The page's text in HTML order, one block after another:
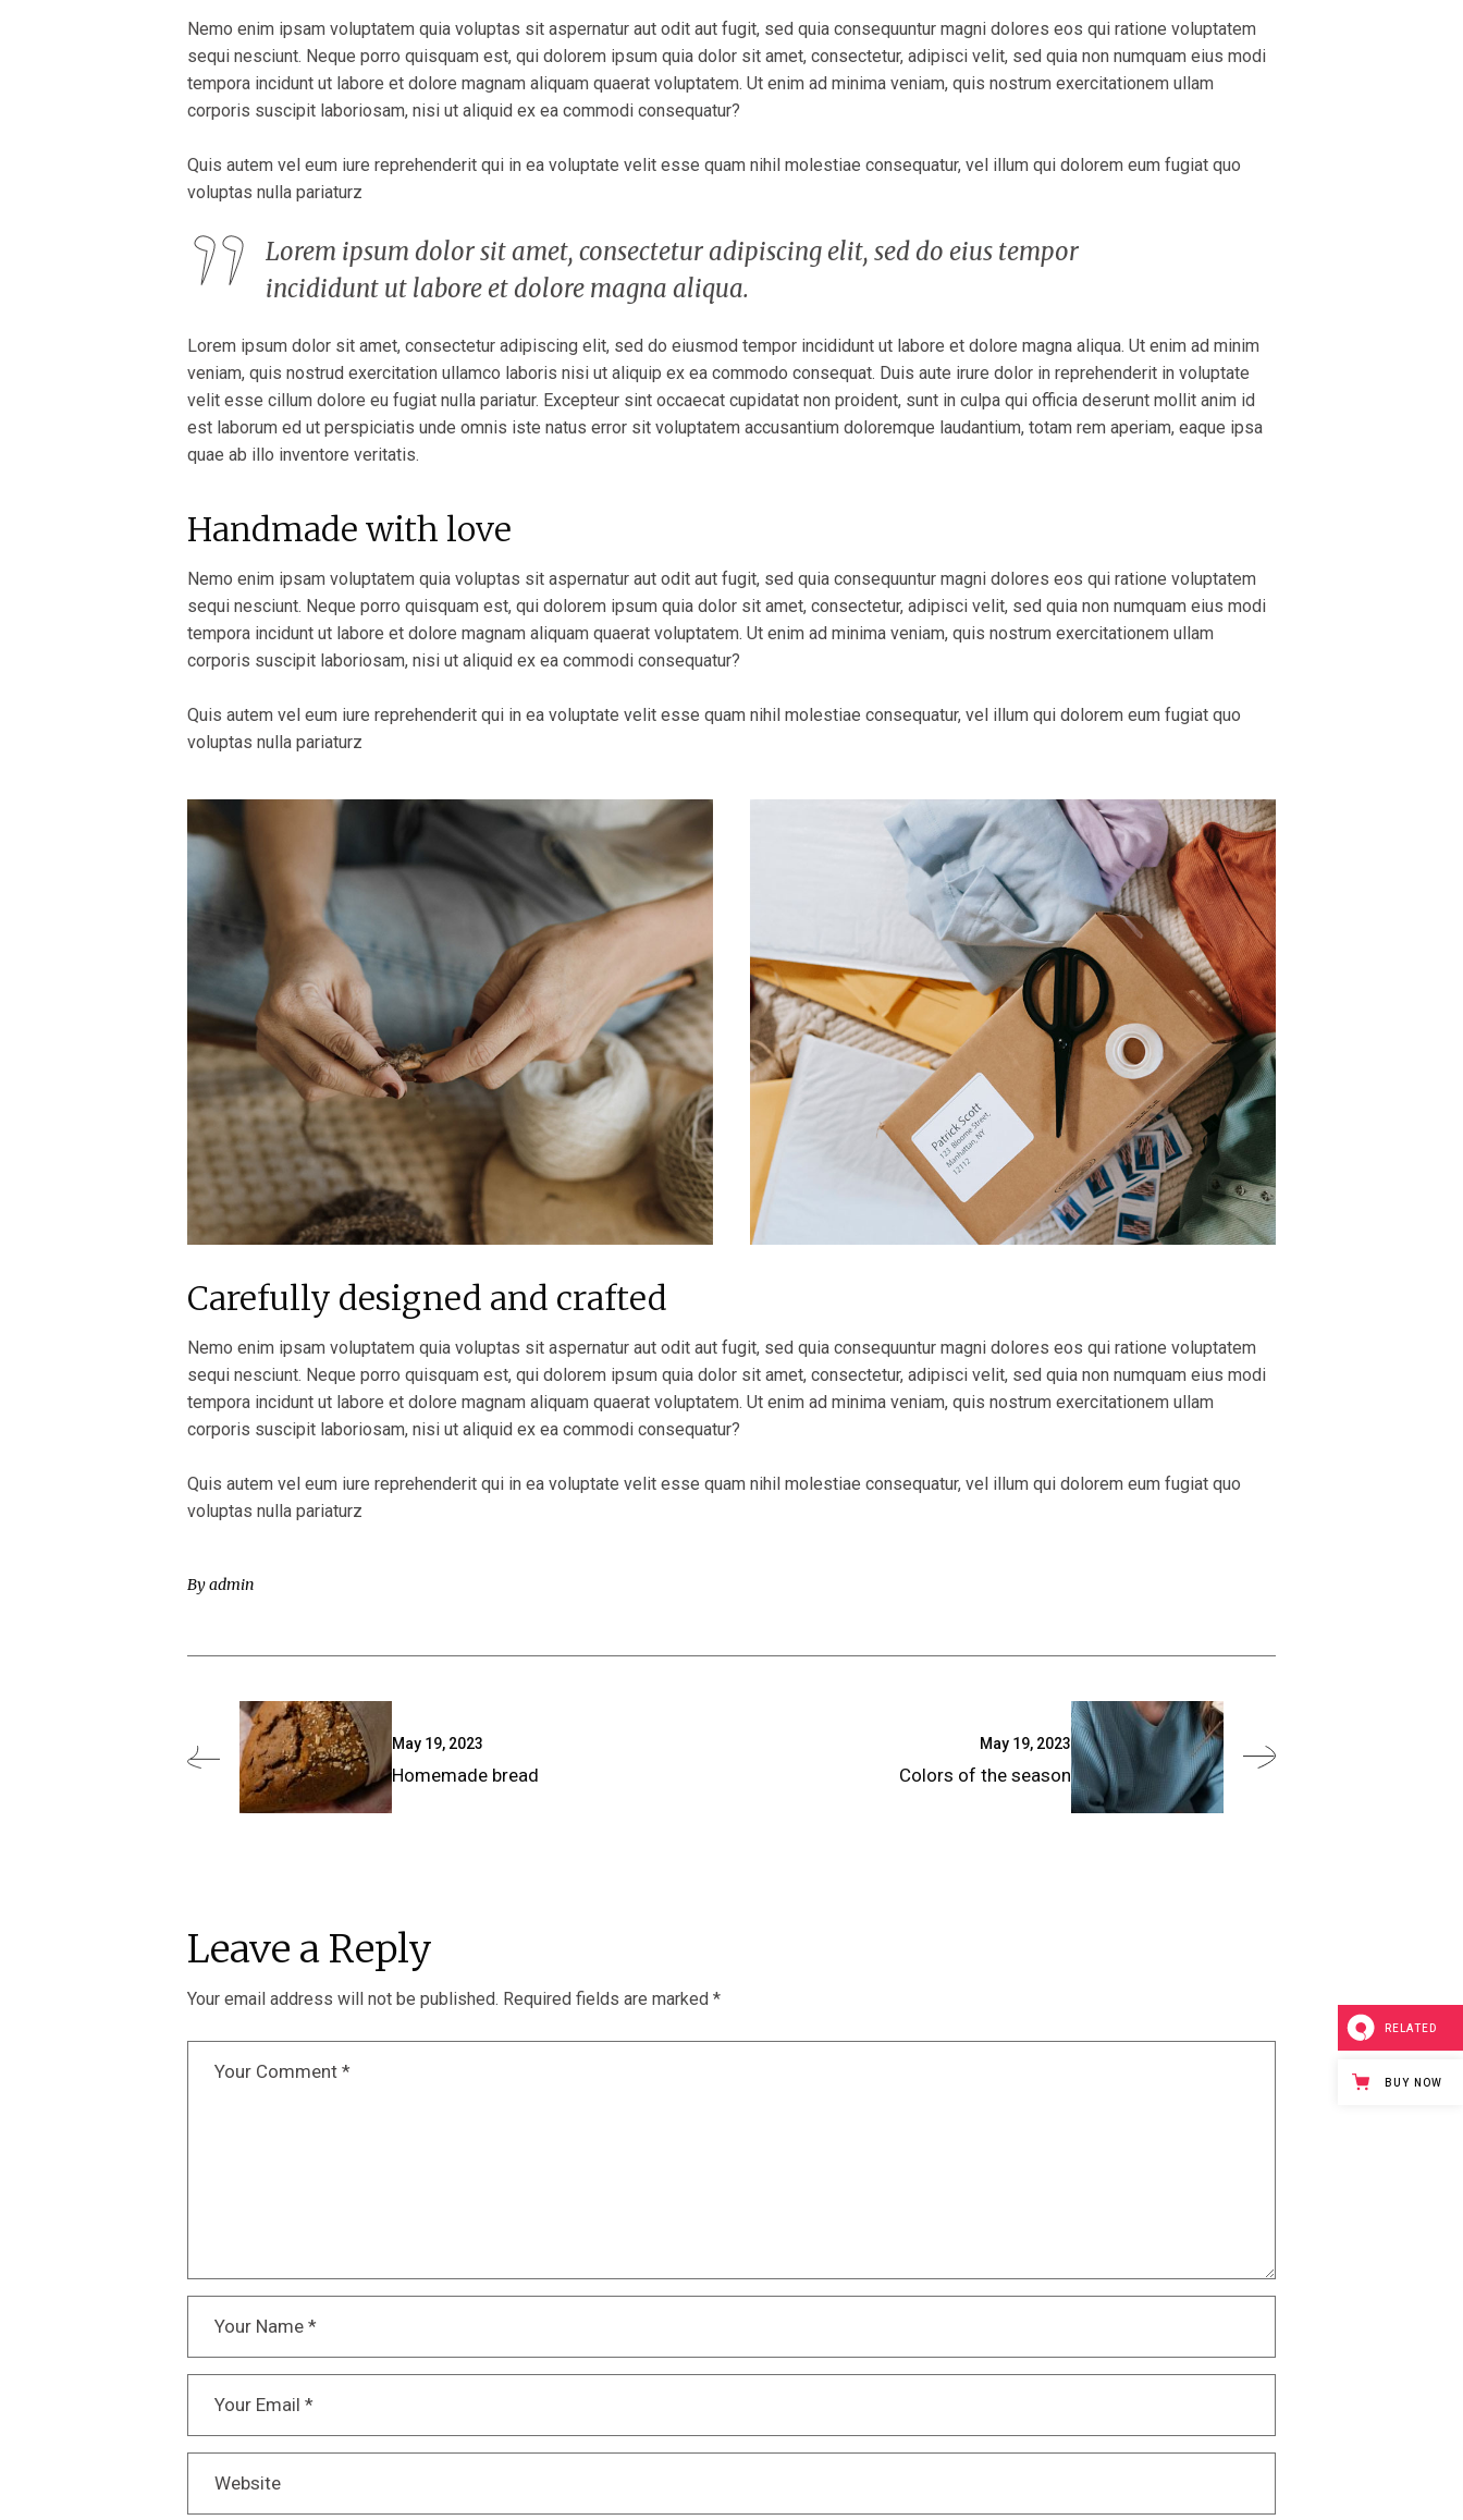
Nemo enim ipsam voluptatem quia voluptas sit aspernatur aut odit aut fugit, sed quia consequuntur magni dolores eos qui ratione voluptatem
sequi nesciunt. Neque porro quisquam est, qui dolorem ipsum quia dolor sit amet, consectetur, adipisci velit, sed quia non numquam eius modi
tempora incidunt ut labore et dolore magnam aliquam quaerat voluptatem. Ut enim ad minima veniam, quis nostrum exercitationem ullam
corporis suscipit laboriosam, nisi ut aliquid ex ea commodi consequatur?
Quis autem vel eum iure reprehenderit qui in ea voluptate velit esse quam nihil molestiae consequatur, vel illum qui dolorem eum fugiat quo
voluptas nulla pariaturz
Lorem ipsum dolor sit amet, consectetur adipiscing elit, sed do eius tempor
incididunt ut labore et dolore magna aliqua.
Lorem ipsum dolor sit amet, consectetur adipiscing elit, sed do eiusmod tempor incididunt ut labore et dolore magna aliqua. Ut enim ad minim
veniam, quis nostrud exercitation ullamco laboris nisi ut aliquip ex ea commodo consequat. Duis aute irure dolor in reprehenderit in voluptate
velit esse cillum dolore eu fugiat nulla pariatur. Excepteur sint occaecat cupidatat non proident, sunt in culpa qui officia deserunt mollit anim id
est laborum ed ut perspiciatis unde omnis iste natus error sit voluptatem accusantium doloremque laudantium, totam rem aperiam, eaque ipsa
quae ab illo inventore veritatis.
Handmade with love
Nemo enim ipsam voluptatem quia voluptas sit aspernatur aut odit aut fugit, sed quia consequuntur magni dolores eos qui ratione voluptatem
sequi nesciunt. Neque porro quisquam est, qui dolorem ipsum quia dolor sit amet, consectetur, adipisci velit, sed quia non numquam eius modi
tempora incidunt ut labore et dolore magnam aliquam quaerat voluptatem. Ut enim ad minima veniam, quis nostrum exercitationem ullam
corporis suscipit laboriosam, nisi ut aliquid ex ea commodi consequatur?
Quis autem vel eum iure reprehenderit qui in ea voluptate velit esse quam nihil molestiae consequatur, vel illum qui dolorem eum fugiat quo
voluptas nulla pariaturz
Carefully designed and crafted
Nemo enim ipsam voluptatem quia voluptas sit aspernatur aut odit aut fugit, sed quia consequuntur magni dolores eos qui ratione voluptatem
sequi nesciunt. Neque porro quisquam est, qui dolorem ipsum quia dolor sit amet, consectetur, adipisci velit, sed quia non numquam eius modi
tempora incidunt ut labore et dolore magnam aliquam quaerat voluptatem. Ut enim ad minima veniam, quis nostrum exercitationem ullam
corporis suscipit laboriosam, nisi ut aliquid ex ea commodi consequatur?
Quis autem vel eum iure reprehenderit qui in ea voluptate velit esse quam nihil molestiae consequatur, vel illum qui dolorem eum fugiat quo
voluptas nulla pariaturz
Byadmin
May 19, 2023
Homemade bread
May 19, 2023
Colors of the season
Leave a Reply
Your email address will not be published. Required fields are marked *
RELATED
BUY NOW